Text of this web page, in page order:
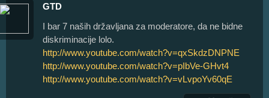
GTD
I bar 7 naših državljana za moderatore, da ne bidne
diskriminacije lolo.
http://www.youtube.com/watch?v=qxSkdzDNPNE
http://www.youtube.com/watch?v=pIbVe-GHvt4
http://www.youtube.com/watch?v=vLvpoYv60qE